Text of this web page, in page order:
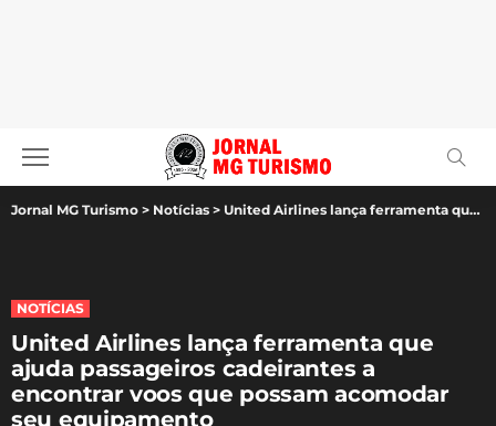
Jornal MG Turismo > Notícias > United Airlines lança ferramenta que ajuda passageiros cadeirantes a encontrar voos que possam acomodar seu equipamento
NOTÍCIAS
United Airlines lança ferramenta que
ajuda passageiros cadeirantes a
encontrar voos que possam acomodar
seu equipamento